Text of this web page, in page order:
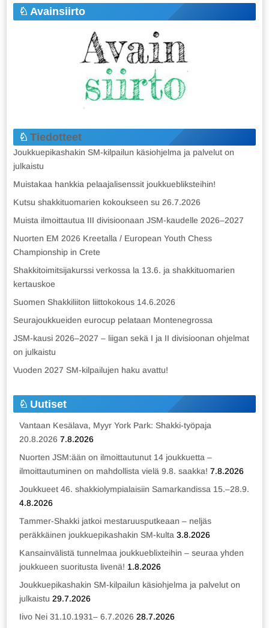
Avainsiirto
Tiedotteet
Joukkuepikashakin SM-kilpailun käsiohjelma ja palvelut on
julkaistu
Muistakaa hankkia pelaajalisenssit joukkuebliksteihin!
Kutsu shakkituomarien kokoukseen su 26.7.2026
Muista ilmoittautua III divisioonaan JSM-kaudelle 2026–2027
Nuorten EM 2026 Kreetalla / European Youth Chess
Championship in Crete
Shakkitoimitsijakurssi verkossa la 13.6. ja shakkituomarien
kertauskoe
Suomen Shakkiliiton liittokokous 14.6.2026
Seurajoukkueiden eurocup pelataan Montenegrossa
JSM-kausi 2026–2027 – liigan sekä I ja II divisioonan ohjelmat
on julkaistu
Vuoden 2027 SM-kilpailujen haku avattu!
Uutiset
Vantaan Kesälava, Myyr York Park: Shakki-työpaja
20.8.2026 7.8.2026
Nuorten JSM:ään on ilmoittautunut 14 joukkuetta –
ilmoittautuminen on mahdollista vielä 9.8. saakka! 7.8.2026
Joukkueet 46. shakkiolympialaisiin Samarkandissa 15.–28.9.
4.8.2026
Tammer-Shakki jatkoi mestaruusputkeaan – neljäs
peräkkäinen joukkuepikashakin SM-kulta 3.8.2026
Kansainvälistä tunnelmaa joukkueblixteihin – seuraa yhden
joukkueen suoritusta livenä! 1.8.2026
Joukkuepikashakin SM-kilpailun käsiohjelma ja palvelut on
julkaistu 29.7.2026
Iivo Nei 31.10.1931– 6.7.2026 28.7.2026